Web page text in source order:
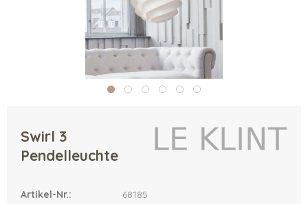
Swirl 3
Pendelleuchte
Artikel-Nr.: 68185